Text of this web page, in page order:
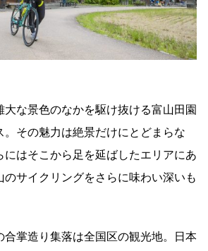
大な景色のなかを駆け抜ける富山田園
。その魅力は絶景だけにとどまらな
にはそこから足を延ばしたエリアにあ
のサイクリングをさらに味わい深いも
合掌造り集落は全国区の観光地。日本